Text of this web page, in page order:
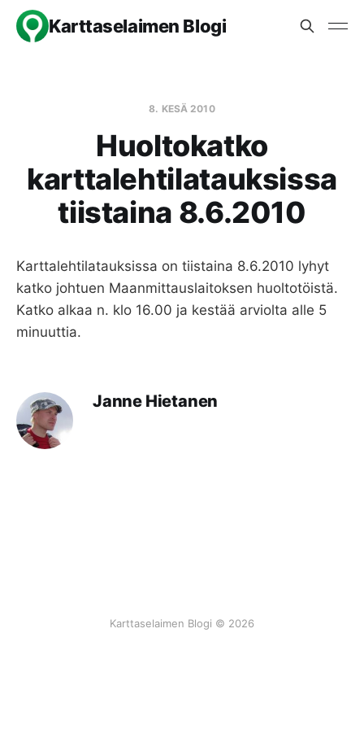
Karttaselaimen Blogi
8. KESÄ 2010
Huoltokatko
karttalehtilatauksissa
tiistaina 8.6.2010
Karttalehtilatauksissa on tiistaina 8.6.2010 lyhyt
katko johtuen Maanmittauslaitoksen huoltotöistä.
Katko alkaa n. klo 16.00 ja kestää arviolta alle 5
minuuttia.
Janne Hietanen
Karttaselaimen Blogi © 2026